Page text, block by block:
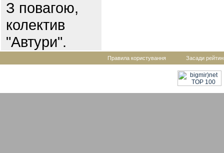
З повагою,
колектив
"Автури".
Правила користування Засади